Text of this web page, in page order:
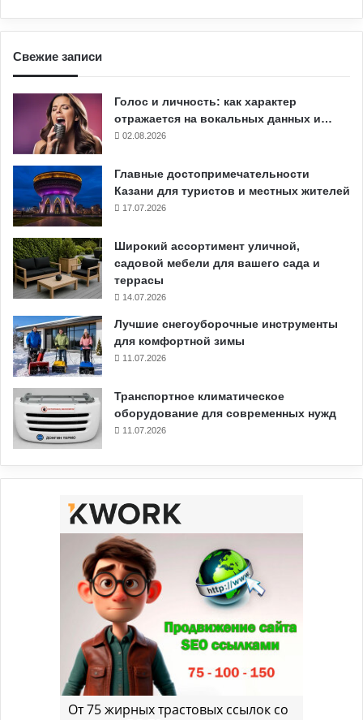
Свежие записи
Голос и личность: как характер
отражается на вокальных данных и…
02.08.2026
Главные достопримечательности
Казани для туристов и местных жителей
17.07.2026
Широкий ассортимент уличной,
садовой мебели для вашего сада и
террасы
14.07.2026
Лучшие снегоуборочные инструменты
для комфортной зимы
11.07.2026
Транспортное климатическое
оборудование для современных нужд
11.07.2026